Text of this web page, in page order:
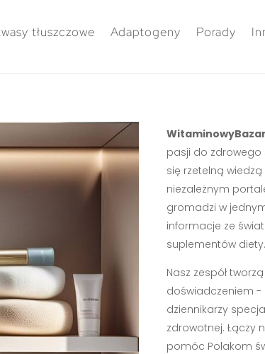
tłuszczowe Adaptogeny Porady
pasji do zdrowego
się rzetelną
niezależnym
gromadzi w
informacje ze
suplementów diety.
Nasz zespół
doświadczeniem -
dziennikarzy
zdrowotnej. Łączy
pomóc Polakom